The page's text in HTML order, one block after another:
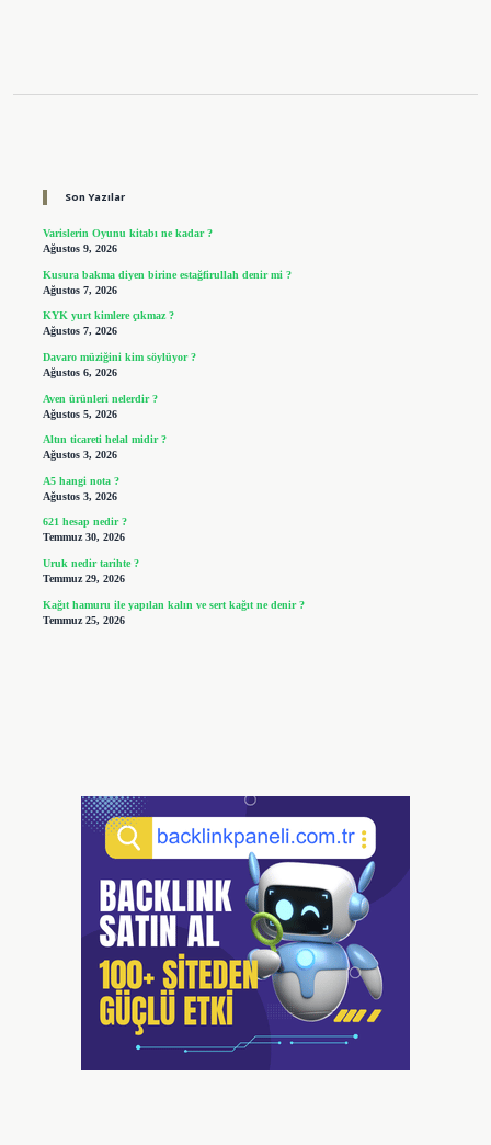
Son Yazılar
Varislerin Oyunu kitabı ne kadar ?
Ağustos 9, 2026
Kusura bakma diyen birine estağfirullah denir mi ?
Ağustos 7, 2026
KYK yurt kimlere çıkmaz ?
Ağustos 7, 2026
Davaro müziğini kim söylüyor ?
Ağustos 6, 2026
Aven ürünleri nelerdir ?
Ağustos 5, 2026
Altın ticareti helal midir ?
Ağustos 3, 2026
A5 hangi nota ?
Ağustos 3, 2026
621 hesap nedir ?
Temmuz 30, 2026
Uruk nedir tarihte ?
Temmuz 29, 2026
Kağıt hamuru ile yapılan kalın ve sert kağıt ne denir ?
Temmuz 25, 2026